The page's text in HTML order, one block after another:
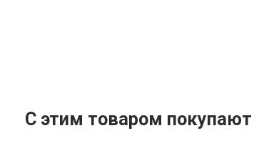
C этим товаром покупают